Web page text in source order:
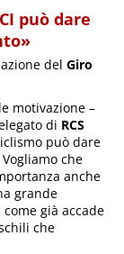
può dare
delGiro
motivazione –
di RCS
può dare
che
anche
grande
già accade
che